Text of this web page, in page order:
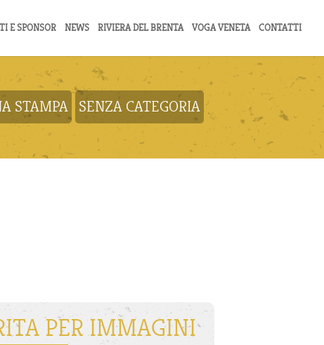
E SPONSOR NEWS RIVIERA DEL BRENTA VOGA VENETA CONTATTI
STAMPA SENZA CATEGORIA
PER IMMAGINI